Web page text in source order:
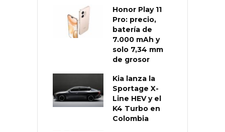
Honor Play 11
Pro: precio,
batería de
7.000 mAh y
solo 7,34 mm
de grosor
Kia lanza la
Sportage X-
Line HEV y el
K4 Turbo en
Colombia